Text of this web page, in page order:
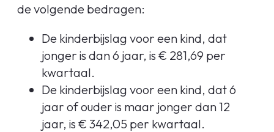
de volgende bedragen:
De kinderbijslag voor een kind, dat
jonger is dan 6 jaar, is € 281,69 per
kwartaal.
De kinderbijslag voor een kind, dat 6
jaar of ouder is maar jonger dan 12
jaar, is € 342,05 per kwartaal.